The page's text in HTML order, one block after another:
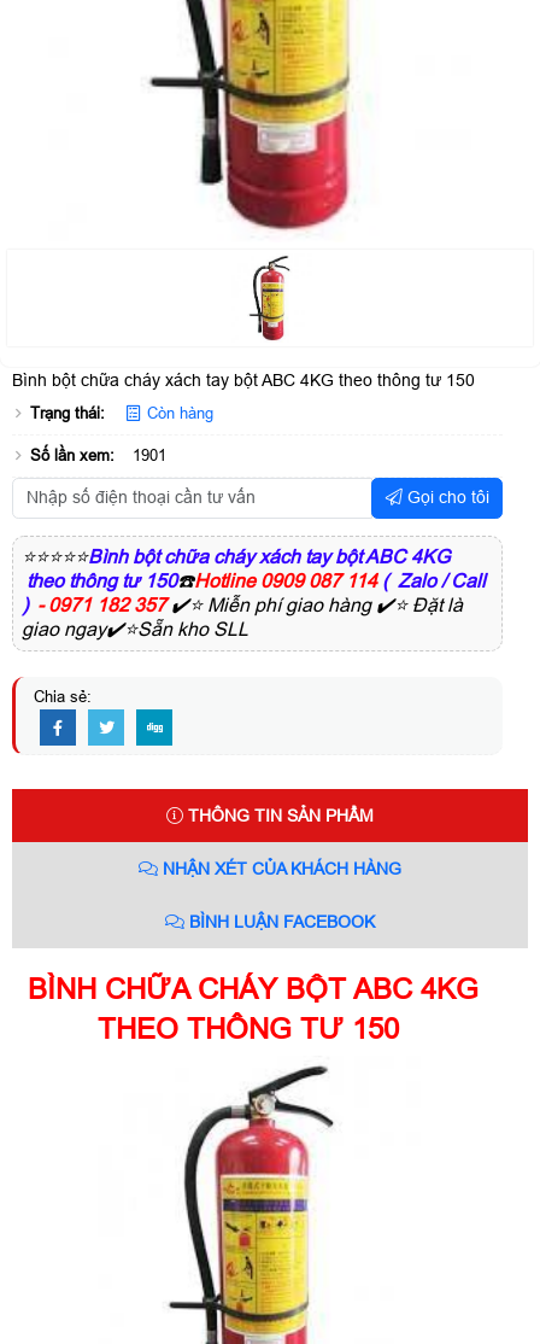
Bình bột chữa cháy xách tay bột ABC 4KG theo thông tư 150
Trạng thái: Còn hàng
Số lần xem: 1901
Gọi cho tôi
⭐⭐⭐⭐⭐Bình bột chữa cháy xách tay bột ABC 4KG
theo thông tư 150☎️Hotline 0909 087 114 ( Zalo / Call
) - 0971 182 357✔️⭐ Miễn phí giao hàng ✔️⭐ Đặt là
giao ngay✔️⭐Sẵn kho SLL
Chia sẻ:
THÔNG TIN SẢN PHẨM
NHẬN XÉT CỦA KHÁCH HÀNG
BÌNH LUẬN FACEBOOK
BÌNH CHỮA CHÁY BỘT ABC 4KG
THEO THÔNG TƯ 150